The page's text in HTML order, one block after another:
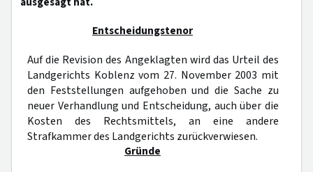
Entscheidungstenor
Auf die Revision des Angeklagten wird das Urteil des
Landgerichts Koblenz vom 27. November 2003 mit
den Feststellungen aufgehoben und die Sache zu
neuer Verhandlung und Entscheidung, auch über die
Kosten des Rechtsmittels, an eine andere
Strafkammer des Landgerichts zurückverwiesen.
Gründe